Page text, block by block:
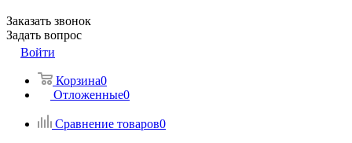
Заказать звонок
Задать вопрос
Войти
Корзина0
Отложенные0
Сравнение товаров0